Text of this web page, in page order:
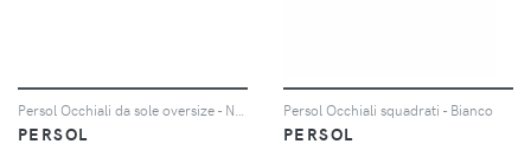
PERSOL
Persol Occhiali squadrati - Bianco
PERSOL